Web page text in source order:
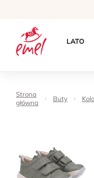
LATO
Strona
główna
Buty